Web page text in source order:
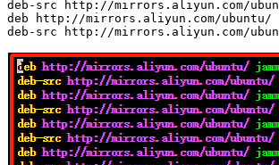
deb-src http://mirrors.aliyun.com/
deb http://mirrors.aliyun.com/ubuntu/